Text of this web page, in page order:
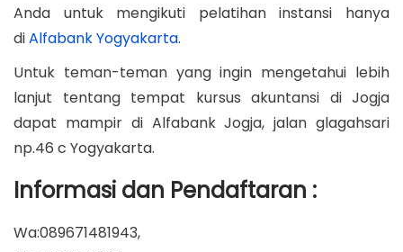
Anda untuk mengikuti pelatihan instansi hanya
diAlfabank Yogyakarta.
Untuk teman-teman yang ingin mengetahui lebih
lanjut tentang tempat kursus akuntansi di Jogja
dapat mampir di Alfabank Jogja, jalan glagahsari
np.46 c Yogyakarta.
Informasi dan Pendaftaran :
Wa:089671481943,